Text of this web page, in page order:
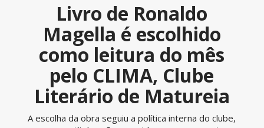
Livro de Ronaldo
Magella é escolhido
como leitura do mês
pelo CLIMA, Clube
Literário de Matureia
A escolha da obra seguiu a política interna do clube,